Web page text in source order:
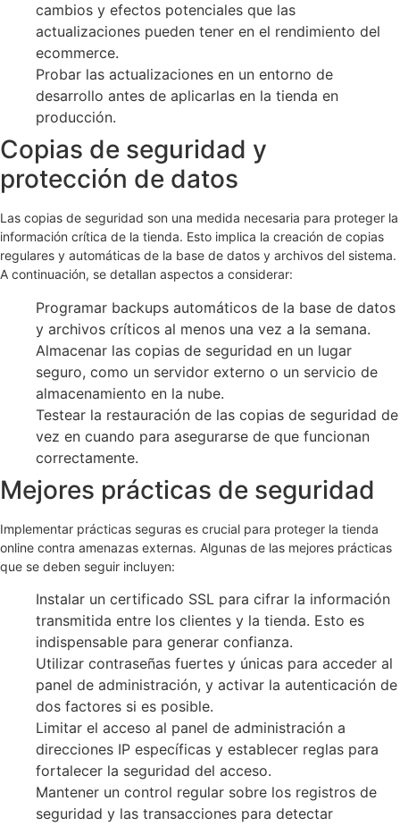
cambios y efectos potenciales que las
actualizaciones pueden tener en el rendimiento del
ecommerce.
Probar las actualizaciones en un entorno de
desarrollo antes de aplicarlas en la tienda en
producción.
Copias de seguridad y
protección de datos
Las copias de seguridad son una medida necesaria para proteger la
información crítica de la tienda. Esto implica la creación de copias
regulares y automáticas de la base de datos y archivos del sistema.
A continuación, se detallan aspectos a considerar:
Programar backups automáticos de la base de datos
y archivos críticos al menos una vez a la semana.
Almacenar las copias de seguridad en un lugar
seguro, como un servidor externo o un servicio de
almacenamiento en la nube.
Testear la restauración de las copias de seguridad de
vez en cuando para asegurarse de que funcionan
correctamente.
Mejores prácticas de seguridad
Implementar prácticas seguras es crucial para proteger la tienda
online contra amenazas externas. Algunas de las mejores prácticas
que se deben seguir incluyen:
Instalar un certificado SSL para cifrar la información
transmitida entre los clientes y la tienda. Esto es
indispensable para generar confianza.
Utilizar contraseñas fuertes y únicas para acceder al
panel de administración, y activar la autenticación de
dos factores si es posible.
Limitar el acceso al panel de administración a
direcciones IP específicas y establecer reglas para
fortalecer la seguridad del acceso.
Mantener un control regular sobre los registros de
seguridad y las transacciones para detectar